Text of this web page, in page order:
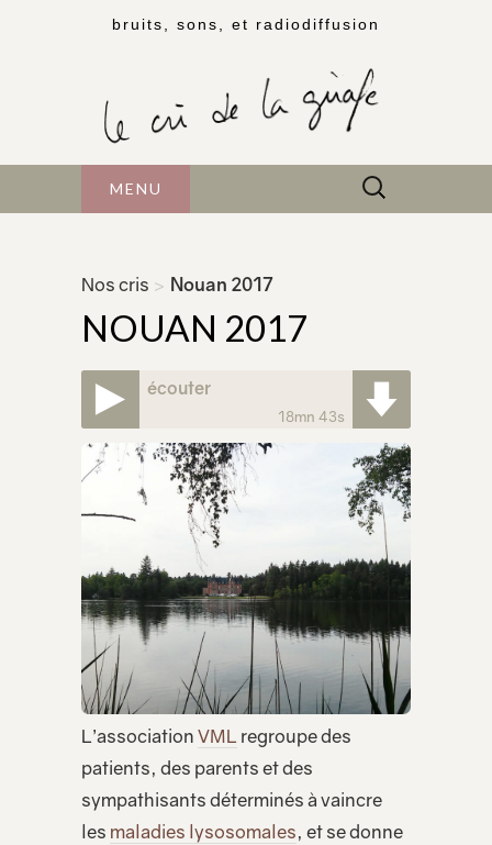
bruits, sons, et radiodiffusion
MENU Rechercher :
Nos cris > Nouan 2017
NOUAN 2017
écouter
18mn 43s
L’association VML regroupe des
patients, des parents et des
sympathisants déterminés à vaincre
les maladies lysosomales, et se donne